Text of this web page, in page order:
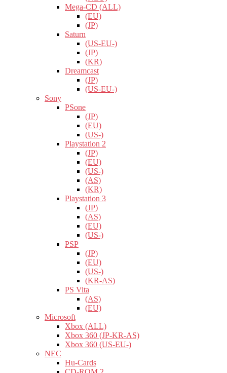
Mega-CD (ALL)
(EU)
(JP)
Saturn
(US-EU-)
(JP)
(KR)
Dreamcast
(JP)
(US-EU-)
Sony
PSone
(JP)
(EU)
(US-)
Playstation 2
(JP)
(EU)
(US-)
(AS)
(KR)
Playstation 3
(JP)
(AS)
(EU)
(US-)
PSP
(JP)
(EU)
(US-)
(KR-AS)
PS Vita
(AS)
(EU)
Microsoft
Xbox (ALL)
Xbox 360 (JP-KR-AS)
Xbox 360 (US-EU-)
NEC
Hu-Cards